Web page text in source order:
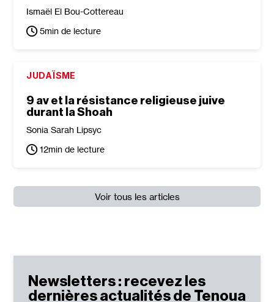
Ismaël El Bou-Cottereau
5min de lecture
JUDAÏSME
9 av et la résistance religieuse juive
durant la Shoah
Sonia Sarah Lipsyc
12min de lecture
Voir tous les articles
Newsletters : recevez les
dernières actualités de Tenoua